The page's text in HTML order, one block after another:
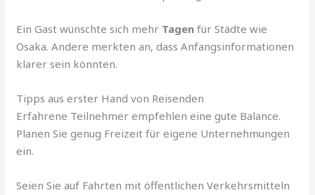
Ein Gast wünschte sich mehr Tagen für Städte wie
Osaka. Andere merkten an, dass Anfangsinformationen
klarer sein könnten.
Tipps aus erster Hand von Reisenden
Erfahrene Teilnehmer empfehlen eine gute Balance.
Planen Sie genug Freizeit für eigene Unternehmungen
ein.
Seien Sie auf Fahrten mit öffentlichen Verkehrsmitteln